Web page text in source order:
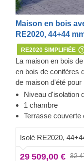
Maison en bois
RE2020, 44+44
RE2020 SIMPLIFIÉE
La maison en bois
en bois de conifères
de maison d'été pour
ses 32 m² d'espace
votre oasis
amis ou un endroit
Niveau d'isolation
1 chambre
Terrasse couverte
Isolé RE2020,
29 509,00 € 32